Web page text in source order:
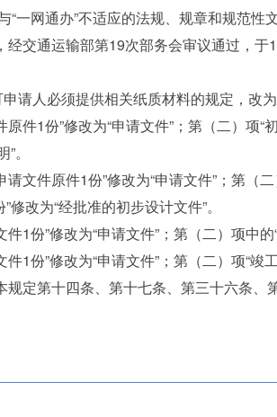
与“一网通办”不适应的法规、规章和规范
交通运输部第19次部务会审议通过，于
人必须提供相关纸质材料的规定，改为
1份”修改为“申请文件”；第（二）项“
。
件原件1份”修改为“申请文件”；第（
改为“经批准的初步设计文件”。
”修改为“申请文件”；第（二）项中的“
”修改为“申请文件”；第（二）项“竣工
定第十四条、第十七条、第三十六条、